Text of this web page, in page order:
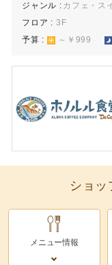
ジャンル : カフェ・ス
フロア : 3F
予算 :
～￥999
ショッ
メニュー情報